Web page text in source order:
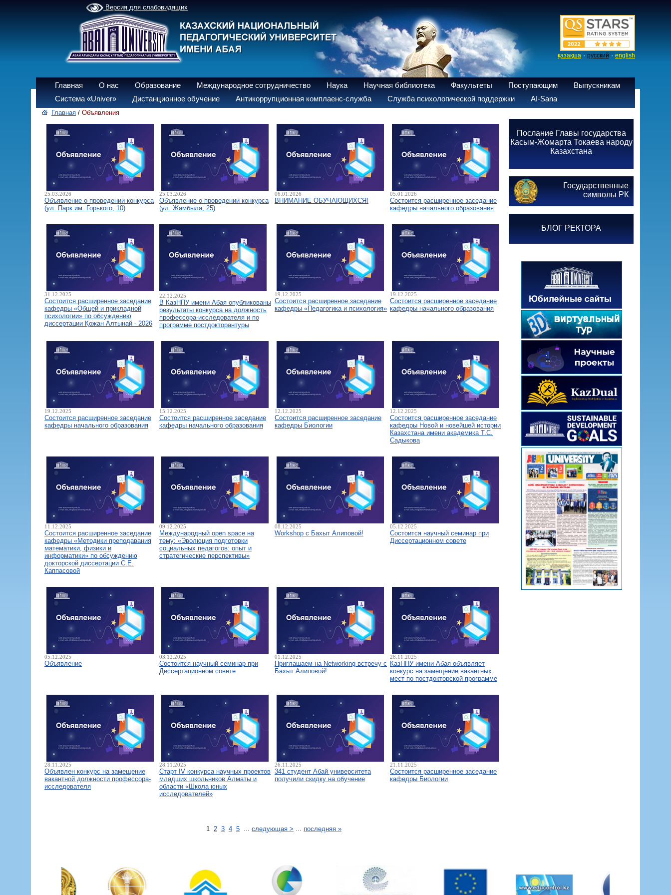
Версия для слабовидящих
қазақша · русский · english
Главная О нас Образование Международное сотрудничество Наука Научная библиотека Факультеты Поступающим
Выпускникам
Система «Univer»
Дистанционное обучение Антикоррупционная комплаенс-служба Служба психологической поддержки AI-Sana
Главная / Объявления
25.03.2026
Объявление о проведении конкурса
(ул. Парк им. Горького, 10)
25.03.2026
Объявление о проведении конкурса
(ул. Жамбыла, 25)
06.01.2026
ВНИМАНИЕ ОБУЧАЮЩИХСЯ!
05.01.2026
Состоится расширенное заседание
кафедры начального образования
31.12.2025
Состоится расширенное заседание
кафедры «Общей и прикладной
психологии» по обсуждению
диссертации Қожан Алтынай - 2026
22.12.2025
В КазНПУ имени Абая опубликованы
результаты конкурса на должность
профессора-исследователя и по
программе постдокторантуры
19.12.2025
Состоится расширенное заседание
кафедры «Педагогика и психология»
19.12.2025
Состоится расширенное заседание
кафедры начального образования
19.12.2025
Состоится расширенное заседание
кафедры начального образования
15.12.2025
Состоится расширенное заседание
кафедры начального образования
12.12.2025
Состоится расширенное заседание
кафедры Биологии
12.12.2025
Состоится расширенное заседание
кафедры Новой и новейшей истории
Казахстана имени академика Т.С.
Садыкова
11.12.2025
Состоится расширенное заседание
кафедры «Методики преподавания
математики, физики и
информатики» по обсуждению
докторской диссертации С.Е.
Каппасовой
09.12.2025
Международный open space на
тему: «Эволюция подготовки
социальных педагогов: опыт и
стратегические перспективы»
08.12.2025
Workshop с Бахыт Алиповой!
05.12.2025
Состоится научный семинар при
Диссертационном совете
05.12.2025
Объявление
03.12.2025
Состоится научный семинар при
Диссертационном совете
01.12.2025
Приглашаем на Networking-встречу с
Бахыт Алиповой!
28.11.2025
КазНПУ имени Абая объявляет
конкурс на замещение вакантных
мест по постдокторской программе
28.11.2025
Объявлен конкурс на замещение
вакантной должности профессора-
исследователя
28.11.2025
Старт IV конкурса научных проектов
младших школьников Алматы и
области «Школа юных
исследователей»
26.11.2025
341 студент Абай университета
получили скидку на обучение
21.11.2025
Состоится расширенное заседание
кафедры Биологии
1 2 3 4 5 ... следующая > ... последняя »
Послание Главы государства
Касым-Жомарта Токаева народу
Казахстана
Государственные
символы РК
БЛОГ РЕКТОРА